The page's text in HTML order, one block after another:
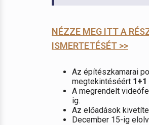
NÉZZE MEG ITT A
ISMERTETÉSÉT >>
Az építészkamarai
megtekintéséért
A megrendelt
ig.
Az előadások
December 15-ig